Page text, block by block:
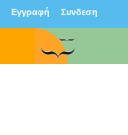
Εγγραφή Συνδεση